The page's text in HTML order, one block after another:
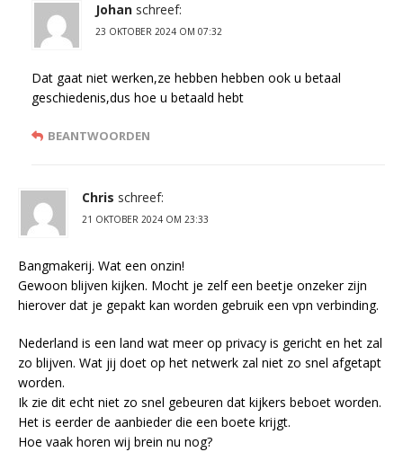
Johan schreef:
23 OKTOBER 2024 OM 07:32
Dat gaat niet werken,ze hebben hebben ook u betaal
geschiedenis,dus hoe u betaald hebt
BEANTWOORDEN
Chris schreef:
21 OKTOBER 2024 OM 23:33
Bangmakerij. Wat een onzin!
Gewoon blijven kijken. Mocht je zelf een beetje onzeker zijn
hierover dat je gepakt kan worden gebruik een vpn verbinding.
Nederland is een land wat meer op privacy is gericht en het zal
zo blijven. Wat jij doet op het netwerk zal niet zo snel afgetapt
worden.
Ik zie dit echt niet zo snel gebeuren dat kijkers beboet worden.
Het is eerder de aanbieder die een boete krijgt.
Hoe vaak horen wij brein nu nog?